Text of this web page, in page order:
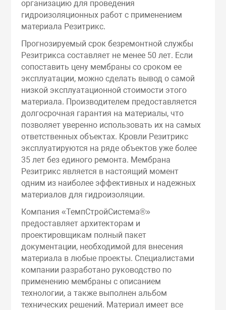
организацию для проведения
гидроизоляционных работ с применением
материала Резитрикс.
Прогнозируемый срок безремонтной службы
Резитрикса составляет не менее 50 лет. Если
сопоставить цену мембраны со сроком ее
эксплуатации, можно сделать вывод о самой
низкой эксплуатационной стоимости этого
материала. Производителем предоставляется
долгосрочная гарантия на материалы, что
позволяет уверенно использовать их на самых
ответственных объектах. Кровли Резитрикс
эксплуатируются на ряде объектов уже более
35 лет без единого ремонта. Мембрана
Резитрикс является в настоящий момент
одним из наиболее эффективных и надежных
материалов для гидроизоляции.
Компания «ТемпСтройСистема®»
предоставляет архитекторам и
проектировщикам полный пакет
документации, необходимой для внесения
материала в любые проекты. Специалистами
компании разработано руководство по
применению мембраны с описанием
технологии, а также выполнен альбом
технических решений. Материал имеет все